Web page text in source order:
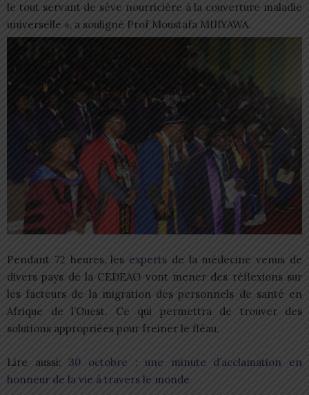
le tout servant de sève nourricière à la couverture maladie
universelle », a souligné Prof Moustafa MIJIYAWA.
Pendant 72 heures, les experts de la médecine venus de
divers pays de la CEDEAO vont mener des réflexions sur
les facteurs de la migration des personnels de santé en
Afrique de l’Ouest. Ce qui permettra de trouver des
solutions appropriées pour freiner le fléau.
Lire aussi: 30 octobre : une minute d’acclamation en
honneur de la vie à travers le monde